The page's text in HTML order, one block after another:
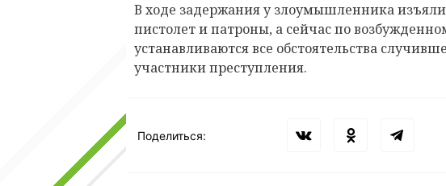
В ходе задержания у злоумышленника
пистолет и патроны, а сейчас по
устанавливаются все обстоятельства
участники преступления.
Поделиться: